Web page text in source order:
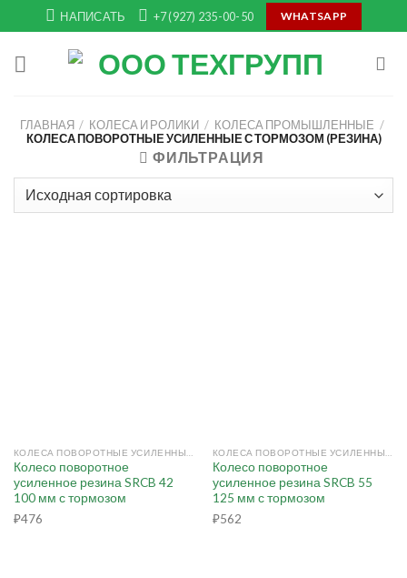
to
content
НАПИСАТЬ +7 (927) 235-00-50 WHATSAPP
ГЛАВНАЯ / КОЛЕСА И РОЛИКИ / КОЛЕСА ПРОМЫШЛЕННЫЕ /
КОЛЕСА ПОВОРОТНЫЕ УСИЛЕННЫЕ С ТОРМОЗОМ (РЕЗИНА)
ФИЛЬТРАЦИЯ
Колесо поворотное
усиленное резина SRCB 42
100 мм с тормозом
₽476
Колесо поворотное
усиленное резина SRCB 55
125 мм с тормозом
₽562